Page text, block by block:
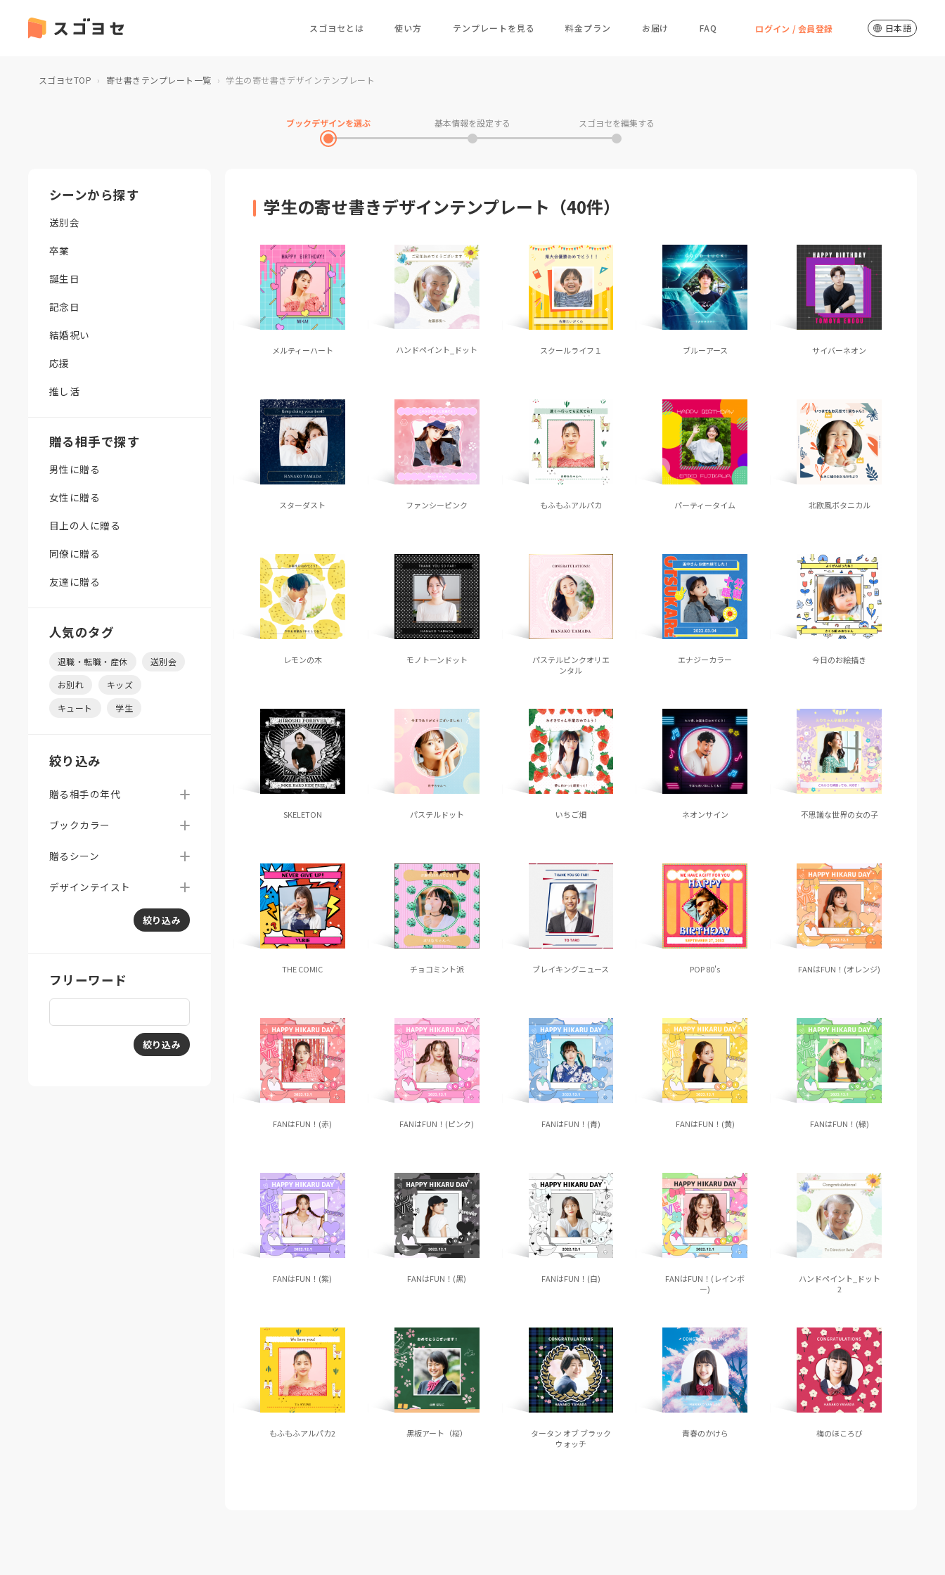
スゴヨセとは 使い方 テンプレートを見る 料金プラン お届け FAQ 日本語
ログイン / 会員登録
スゴヨセTOP 寄せ書きテンプレート一覧 学生の寄せ書きデザインテンプレート
ブックデザインを選ぶ 基本情報を設定する スゴヨセを編集する
シーンから探す
送別会
卒業
誕生日
記念日
結婚祝い
応援
推し活
贈る相手で探す
男性に贈る
女性に贈る
目上の人に贈る
同僚に贈る
友達に贈る
人気のタグ
退職・転職・産休
送別会
お別れ
キッズ
キュート
学生
絞り込み
贈る相手の年代
ブックカラー
贈るシーン
デザインテイスト
絞り込み
フリーワード
絞り込み
学生の寄せ書きデザインテンプレート（40件）
メルティーハート ハンドペイント_ドット スクールライフ１ ブルーアース サイバーネオン
スターダスト ファンシーピンク もふもふアルパカ パーティータイム 北欧風ボタニカル
レモンの木 モノトーンドット
パステルピンクオリエ
ンタル
エナジーカラー 今日のお絵描き
SKELETON パステルドット いちご畑 ネオンサイン 不思議な世界の女の子
THE COMIC チョコミント派 ブレイキングニュース POP 80's FANはFUN！(オレンジ)
FANはFUN！(赤) FANはFUN！(ピンク) FANはFUN！(青) FANはFUN！(黄) FANはFUN！(緑)
FANはFUN！(紫) FANはFUN！(黒) FANはFUN！(白)
FANはFUN！(レインボ
ー)
ハンドペイント_ドット
2
もふもふアルパカ2 黒板アート（桜）
タータン オブ ブラック
ウォッチ
青春のかけら 梅のほころび